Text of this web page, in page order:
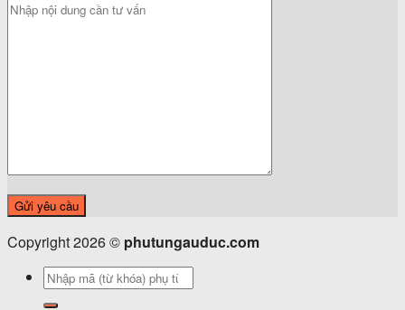
Copyright 2026 © phutungauduc.com
Tìm
kiếm: